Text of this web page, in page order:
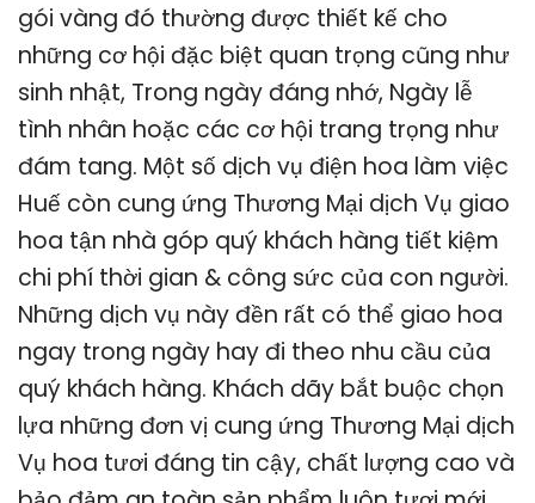
gói vàng đó thường được thiết kế cho
những cơ hội đặc biệt quan trọng cũng như
sinh nhật, Trong ngày đáng nhớ, Ngày lễ
tình nhân hoặc các cơ hội trang trọng như
đám tang. Một số dịch vụ điện hoa làm việc
Huế còn cung ứng Thương Mại dịch Vụ giao
hoa tận nhà góp quý khách hàng tiết kiệm
chi phí thời gian & công sức của con người.
Những dịch vụ này đền rất có thể giao hoa
ngay trong ngày hay đi theo nhu cầu của
quý khách hàng. Khách dãy bắt buộc chọn
lựa những đơn vị cung ứng Thương Mại dịch
Vụ hoa tươi đáng tin cậy, chất lượng cao và